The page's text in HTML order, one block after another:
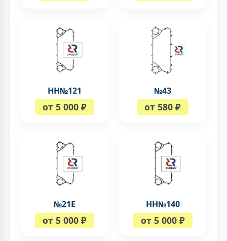
НН№121
от 5 000 ₽
№43
от 580 ₽
№21Е
от 5 000 ₽
НН№140
от 5 000 ₽